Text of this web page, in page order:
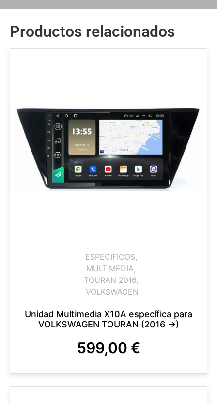
Productos relacionados
ESPECIFICOS,
MULTIMEDIA,
TOURAN 2016,
VOLKSWAGEN
Unidad Multimedia X10A específica para
VOLKSWAGEN TOURAN (2016 ->)
599,00 €